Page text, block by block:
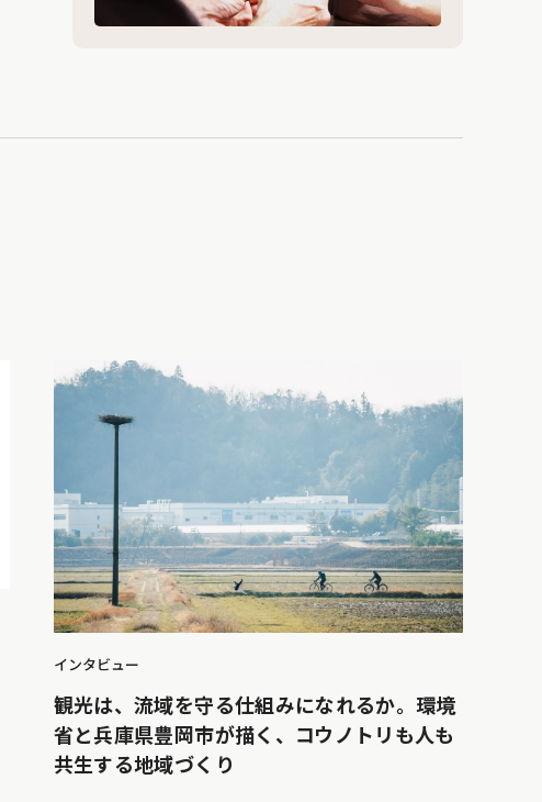
インタビュー
観光は、流域を守る仕組みになれるか。環境
省と兵庫県豊岡市が描く、コウノトリも人も
共生する地域づくり